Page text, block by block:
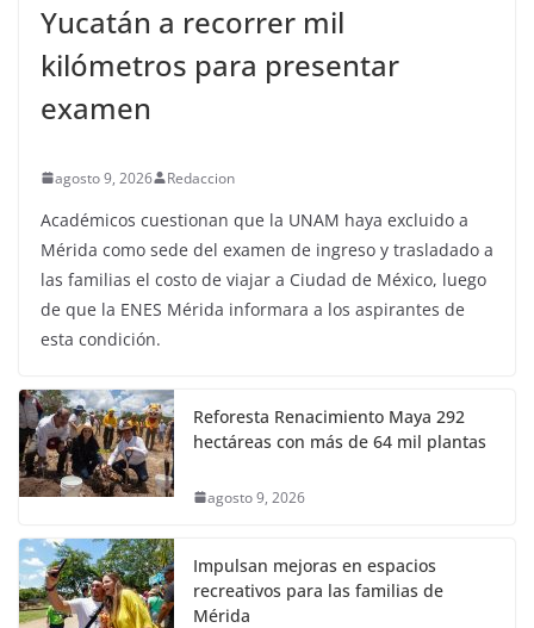
Yucatán a recorrer mil
kilómetros para presentar
examen
agosto 9, 2026 Redaccion
Académicos cuestionan que la UNAM haya excluido a
Mérida como sede del examen de ingreso y trasladado a
las familias el costo de viajar a Ciudad de México, luego
de que la ENES Mérida informara a los aspirantes de
esta condición.
Reforesta Renacimiento Maya 292
hectáreas con más de 64 mil plantas
agosto 9, 2026
Impulsan mejoras en espacios
recreativos para las familias de
Mérida